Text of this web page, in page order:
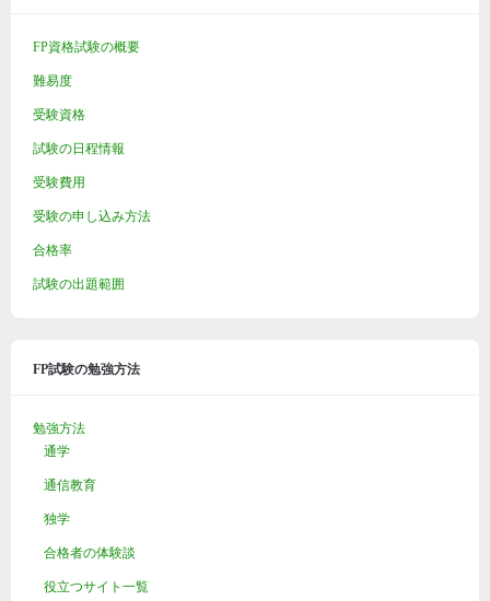
FP資格試験の概要
難易度
受験資格
試験の日程情報
受験費用
受験の申し込み方法
合格率
試験の出題範囲
FP試験の勉強方法
勉強方法
通学
通信教育
独学
合格者の体験談
役立つサイト一覧